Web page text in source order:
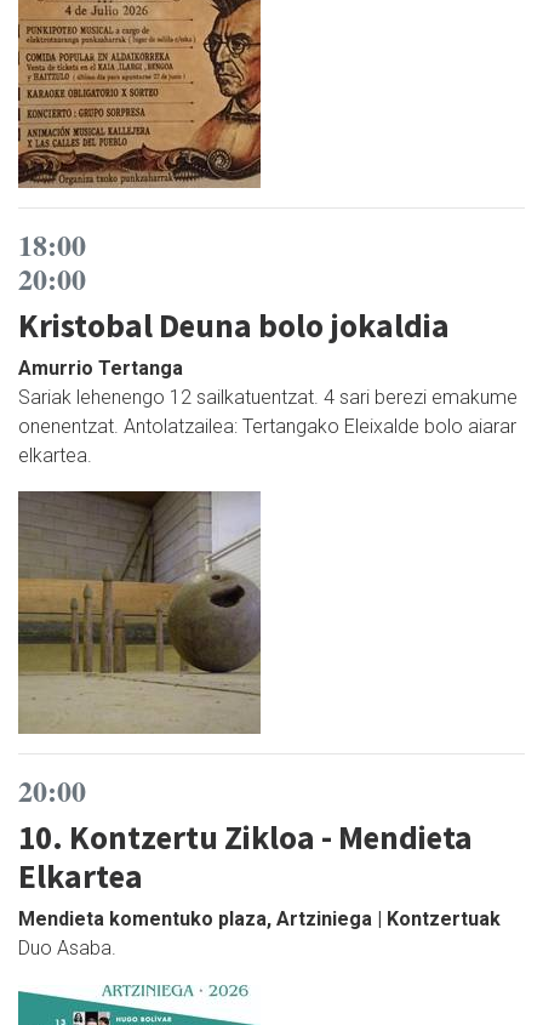
18:00
20:00
Kristobal Deuna bolo jokaldia
Amurrio Tertanga
Sariak lehenengo 12 sailkatuentzat. 4 sari berezi emakume
onenentzat. Antolatzailea: Tertangako Eleixalde bolo aiarar
elkartea.
20:00
10. Kontzertu Zikloa - Mendieta
Elkartea
Mendieta komentuko plaza, Artziniega | Kontzertuak
Duo Asaba.